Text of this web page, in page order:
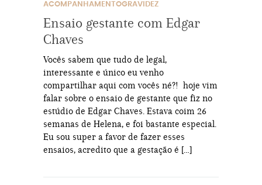
ACOMPANHAMENTOGRAVIDEZ
Ensaio gestante com Edgar
Chaves
Vocês sabem que tudo de legal,
interessante e único eu venho
compartilhar aqui com vocês né?! hoje vim
falar sobre o ensaio de gestante que fiz no
estúdio de Edgar Chaves. Estava coim 26
semanas de Helena, e foi bastante especial.
Eu sou super a favor de fazer esses
ensaios, acredito que a gestação é […]